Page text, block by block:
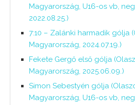
Magyarország, U16-os vb,
2022.08.25.)
7:10 – Zalánki harmadik gólja
Magyarország, 2024.07.19.)
Fekete Gergő első gólja
Magyarország, 2025.06.09.)
Simon Sebestyén gólja
Magyarország, U16-os vb,